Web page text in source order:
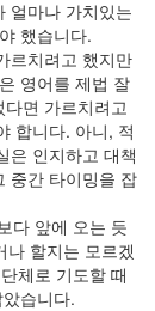
얼마나 가치있는
했습니다.
르치려고 했지만
영어를 제법 잘
면 가르치려고
합니다. 아니, 적
은 인지하고 대책
중간 타이밍을 잡
다 앞에 오는 듯
나 할지는 모르겠
체로 기도할 때
습니다.